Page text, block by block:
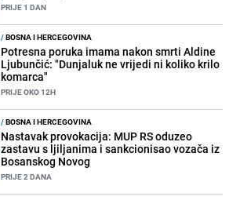
PRIJE 1 DAN
/BOSNA I HERCEGOVINA
Potresna poruka imama nakon smrti Aldine
Ljubunčić: "Dunjaluk ne vrijedi ni koliko krilo
komarca"
PRIJE OKO 12H
/BOSNA I HERCEGOVINA
Nastavak provokacija: MUP RS oduzeo
zastavu s ljiljanima i sankcionisao vozača iz
Bosanskog Novog
PRIJE 2 DANA